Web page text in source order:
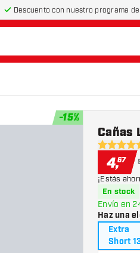
Descuento con nuestro programa
-15%
4.7
Cañas
4,67
¡Estás
En stock
Envío en
Haz una
Extra
Short